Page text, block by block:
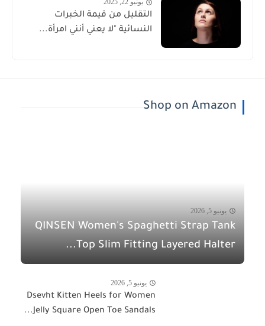
يونيو 22, 2025
التقليل من قيمة الخبرات
النسائية "لا يعني أنني امرأة...
Shop on Amazon
يونيو 5, 2026
QINSEN Women's Spaghetti Strap Tank
Top Slim Fitting Layered Halter...
يونيو 5, 2026
Dsevht Kitten Heels for Women
Jelly Square Open Toe Sandals...